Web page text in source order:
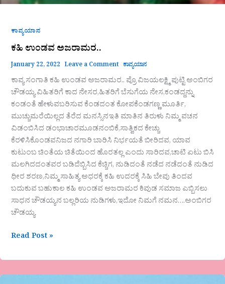
ಕಾವ್ಯಯಾನ
ಕಹಿ ಉಂಡವ ಅಜರಾಮರ..
January 22, 2022 Leave a Comment ಕಾವ್ಯಯಾನ
ಕಾವ್ಯ ಸಂಗಾತಿ ಕಹಿ ಉಂಡವ ಅಜರಾಮರ.. ಪ್ರೊ ವಿಜಯಲಕ್ಷ್ಮಿ ಪುಟ್ಟಿ ಅಂಬಿಗರ
ಚೌಡಯ್ಯ ವಿಹಿತರಿಗೆ ಕಾದ ನೇಸರ,ಹಿತರಿಗೆ ಬೆಸುಗೆಯ ನೇಸ,ಕಂಡದ್ದನ್ನು
ಕಂಡಂತೆ ಹೇಳುವಬರಿಸುವ ಕೆಂಡದಂತ ಕೋಪಕೆಂಡಗಣ್ಣ ಮೂರ್ತಿ,
ಮುಚ್ಚುಮರೆಯಿಲ್ಲದ ತೆರೆದ ಮನಸ್ಸಿನಇತಿ ಮಾತಿನ ತಿರುಳು ನಿಮ್ಮ ವಚನ
ವಿಡಂಬಿಸಿದ ಡಂಭಾಚಾರಮೂಡನಂಬಿಕೆ,ಸಾತ್ವಿಕದ ಕೇಚ್ಚು
ಕೆರಳಿಸಿಕೊಂಡವನಿಜದ ನಗಾರಿ ಬಾರಿಸಿ ನಿರ್ಭಯತೆ ಬೀರಿದವ, ಯಾವ
ಕುಟುಂಬ ಚಿಂತೆಯ ಚಿತೆಯಿಂದ ಹೊರತಲ್ಲ ಎಂದು ಸಾರಿದವ,ಚಾಟಿ ಏಟು ಬಿಸಿ
ಮಲಗಿದದಂತವರ ಬಡಿದೆಬ್ಬಿಸಿದ ಕೆಚ್ಚಿಗ, ನುಡಿದಂತೆ ನಡೆದ ನಡೆದಂತೆ ನುಡಿದ
ಧೀರ ಶರಣ,ನಿಮ್ಮ ಸಾಹಿತ್ಯ ಅಧರಕ್ಕೆ ಕಹಿ ಉದರಕ್ಕೆ ಸಿಹಿ ಬೇವು ತಿಂದವ
ಬದುಕುವ ಬಹುಕಾಲ ಕಹಿ ಉಂಡವ ಅಜರಾಮರ ಕಿವುಡ ಸಮಾಜ ಎಬ್ಬಿಸಲು
ಸಾಧನ ಚೌಡಯ್ಯನ ಬಲ್ಲರಿಯ ನುಡಿಗಳು,ಇದೋ ನಿಮಗೆ ನಮನ….ಅಂಬಿಗರ
ಚೌಡಯ್ಯ
Read Post »